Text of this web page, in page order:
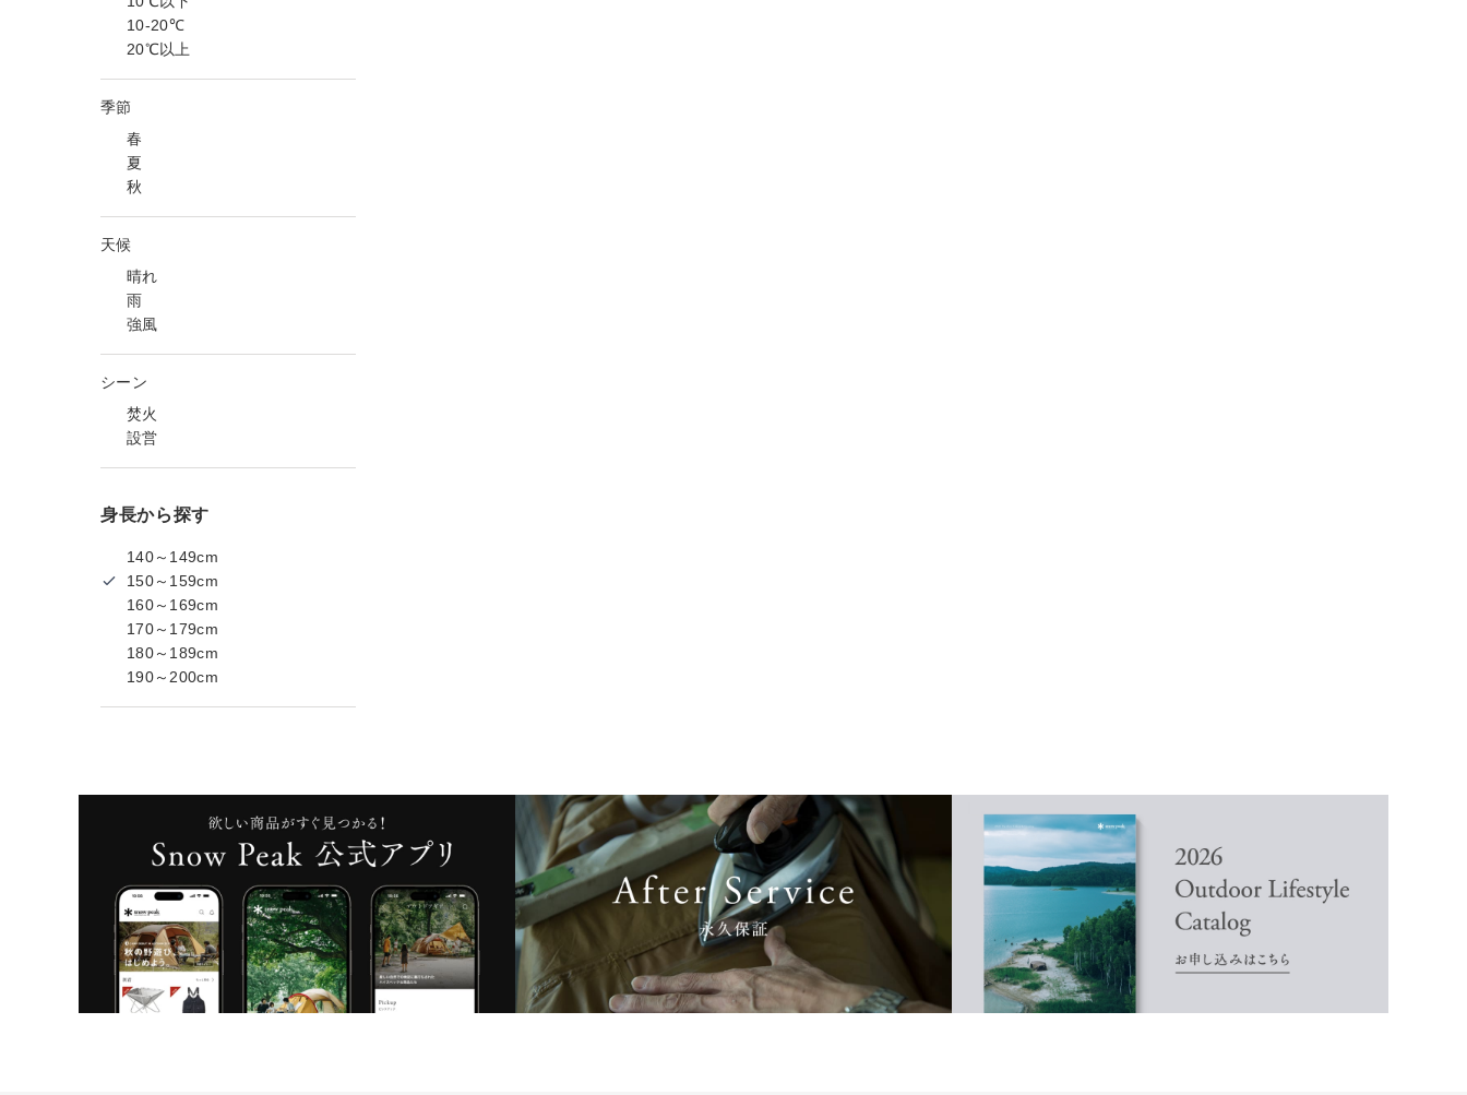
10-20℃
20℃以上
季節
春
夏
秋
天候
晴れ
雨
強風
シーン
焚火
設営
身長から探す
140～149cm
150～159cm
160～169cm
170～179cm
180～189cm
190～200cm